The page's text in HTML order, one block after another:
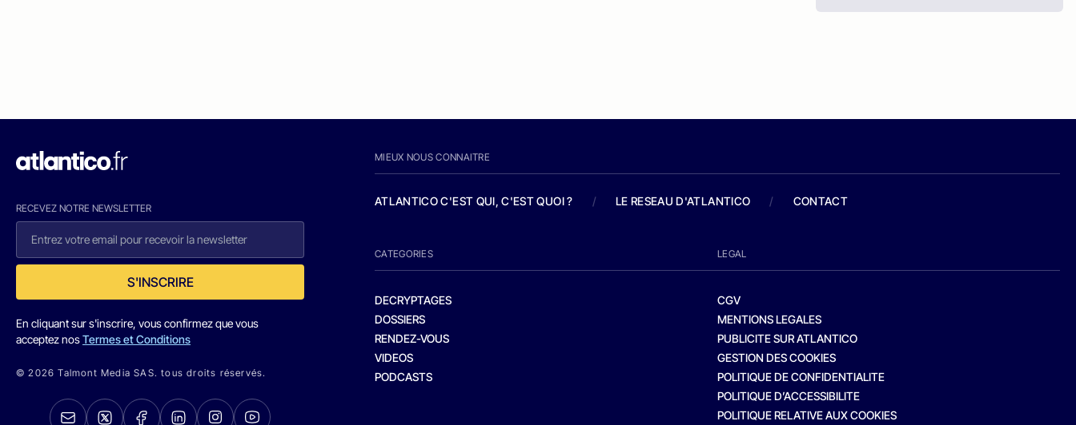
RECEVEZ NOTRE NEWSLETTER
S'INSCRIRE
En cliquant sur s'inscrire, vous confirmez que vous
acceptez nosTermes et Conditions
© 2026 Talmont Media SAS. tous droits réservés.
MIEUX NOUS CONNAITRE
ATLANTICO C'EST QUI, C'EST QUOI ? / LE RESEAU D'ATLANTICO / CONTACT
CATEGORIES
DECRYPTAGES
DOSSIERS
RENDEZ-VOUS
VIDEOS
PODCASTS
LEGAL
CGV
MENTIONS LEGALES
PUBLICITE SUR ATLANTICO
GESTION DES COOKIES
POLITIQUE DE CONFIDENTIALITE
POLITIQUE D’ACCESSIBILITE
POLITIQUE RELATIVE AUX COOKIES